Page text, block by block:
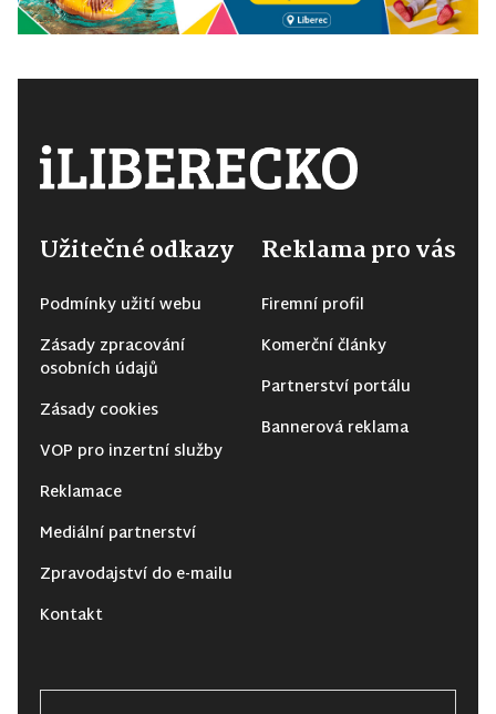
Užitečné odkazy
Podmínky užití webu
Zásady zpracování
osobních údajů
Zásady cookies
VOP pro inzertní služby
Reklamace
Mediální partnerství
Zpravodajství do e-mailu
Kontakt
Reklama pro vás
Firemní profil
Komerční články
Partnerství portálu
Bannerová reklama